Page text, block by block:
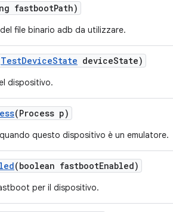
fastbootPath)
file binario adb da utilizzare.
TestDeviceState deviceState)
dispositivo.
(Process p)
quando questo dispositivo è un emulatore.
(boolean fastbootEnabled)
per il dispositivo.